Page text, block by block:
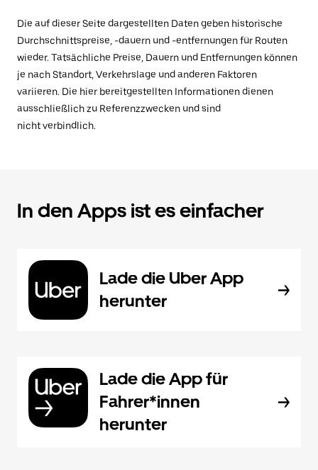
Die auf dieser Seite dargestellten Daten geben historische
Durchschnittspreise, -dauern und -entfernungen für Routen
wieder. Tatsächliche Preise, Dauern und Entfernungen können
je nach Standort, Verkehrslage und anderen Faktoren
variieren. Die hier bereitgestellten Informationen dienen
ausschließlich zu Referenzzwecken und sind
nicht verbindlich.
In den Apps ist es einfacher
Lade die Uber App
herunter
Lade die App für
Fahrer*innen
herunter